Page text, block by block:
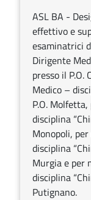
ASL BA -
effettivo e
esaminatrici
Dirigente
presso il
Medico –
P.O.
disciplina
Monopoli,
disciplina
Murgia e per
disciplina
Putignano.